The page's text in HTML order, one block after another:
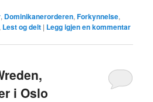
, Dominikanerorderen,Forkynnelse,
Lest og delt | Legg igjen en kommentar
i Oslo